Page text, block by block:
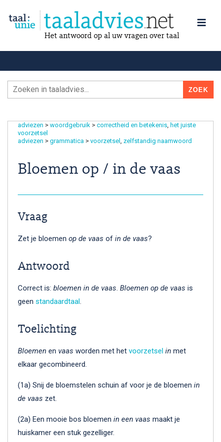
Het antwoord op al uw vragen over taal
adviezen > woordgebruik > correctheid en betekenis het juiste
voorzetsel
adviezen > grammatica > voorzetsel zelfstandig naamwoord
Bloemen op / in de vaas
Vraag
Zet je bloemen op de vaas of in de vaas?
Antwoord
Correct is: bloemen in de vaas. Bloemen op de vaas is
geen standaardtaal.
Toelichting
Bloemen en vaas worden met het voorzetsel in met
elkaar gecombineerd.
(1a) Snij de bloemstelen schuin af voor je de bloemen in
de vaas zet.
(2a) Een mooie bos bloemen in een vaas maakt je
huiskamer een stuk gezelliger.